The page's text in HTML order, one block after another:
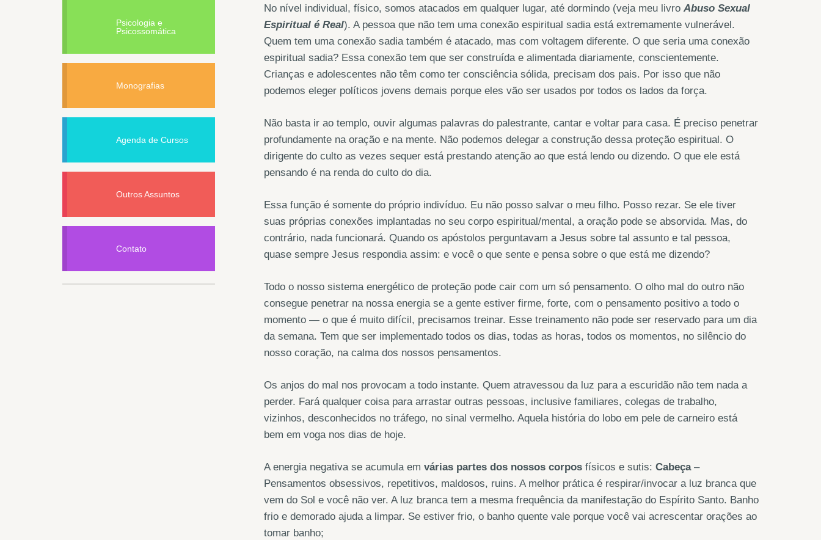
No nível individual, físico, somos atacados em qualquer lugar, até dormindo (veja meu livro Abuso Sexual
Espiritual é Real). A pessoa que não tem uma conexão espiritual sadia está extremamente vulnerável.
Quem tem uma conexão sadia também é atacado, mas com voltagem diferente. O que seria uma conexão
espiritual sadia? Essa conexão tem que ser construída e alimentada diariamente, conscientemente.
Crianças e adolescentes não têm como ter consciência sólida, precisam dos pais. Por isso que não
podemos eleger políticos jovens demais porque eles vão ser usados por todos os lados da força.
Não basta ir ao templo, ouvir algumas palavras do palestrante, cantar e voltar para casa. É preciso penetrar
profundamente na oração e na mente. Não podemos delegar a construção dessa proteção espiritual. O
dirigente do culto as vezes sequer está prestando atenção ao que está lendo ou dizendo. O que ele está
pensando é na renda do culto do dia.
Essa função é somente do próprio indivíduo. Eu não posso salvar o meu filho. Posso rezar. Se ele tiver
suas próprias conexões implantadas no seu corpo espiritual/mental, a oração pode se absorvida. Mas, do
contrário, nada funcionará. Quando os apóstolos perguntavam a Jesus sobre tal assunto e tal pessoa,
quase sempre Jesus respondia assim: e você o que sente e pensa sobre o que está me dizendo?
Todo o nosso sistema energético de proteção pode cair com um só pensamento. O olho mal do outro não
consegue penetrar na nossa energia se a gente estiver firme, forte, com o pensamento positivo a todo o
momento — o que é muito difícil, precisamos treinar. Esse treinamento não pode ser reservado para um dia
da semana. Tem que ser implementado todos os dias, todas as horas, todos os momentos, no silêncio do
nosso coração, na calma dos nossos pensamentos.
Os anjos do mal nos provocam a todo instante. Quem atravessou da luz para a escuridão não tem nada a
perder. Fará qualquer coisa para arrastar outras pessoas, inclusive familiares, colegas de trabalho,
vizinhos, desconhecidos no tráfego, no sinal vermelho. Aquela história do lobo em pele de carneiro está
bem em voga nos dias de hoje.
A energia negativa se acumula em várias partes dos nossos corpos físicos e sutis: Cabeça–
Pensamentos obsessivos, repetitivos, maldosos, ruins. A melhor prática é respirar/invocar a luz branca que
vem do Sol e você não ver. A luz branca tem a mesma frequência da manifestação do Espírito Santo. Banho
frio e demorado ajuda a limpar. Se estiver frio, o banho quente vale porque você vai acrescentar orações ao
tomar banho;
Psicologia e
Psicossomática
Monografias
Agenda de Cursos
Outros Assuntos
Contato